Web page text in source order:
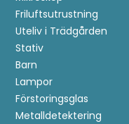
Friluftsutrustning
Uteliv i Trädgården
Stativ
Barn
Lampor
Förstoringsglas
Metalldetektering